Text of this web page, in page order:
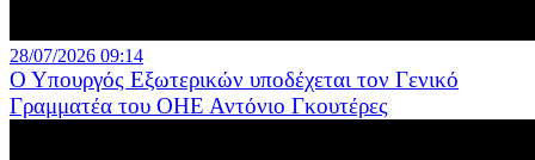
28/07/2026 09:14
Ο Υπουργός Εξωτερικών υποδέχεται τον Γενικό
Γραμματέα του ΟΗΕ Αντόνιο Γκουτέρες